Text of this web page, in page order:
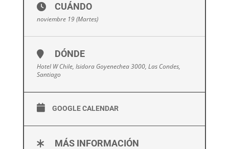
CUÁNDO
noviembre 19 (Martes)
DÓNDE
Hotel W Chile, Isidora Goyenechea 3000, Las Condes,
Santiago
GOOGLE CALENDAR
MÁS INFORMACIÓN